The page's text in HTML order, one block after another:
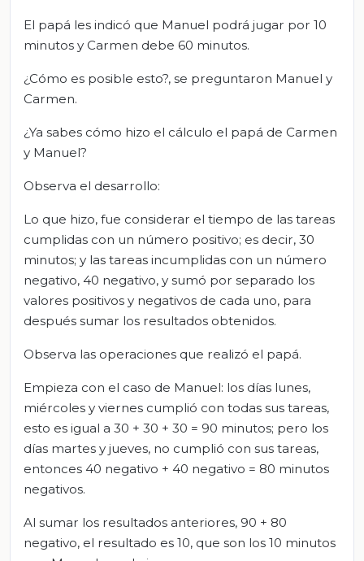
El papá les indicó que Manuel podrá jugar por 10
minutos y Carmen debe 60 minutos.
¿Cómo es posible esto?, se preguntaron Manuel y
Carmen.
¿Ya sabes cómo hizo el cálculo el papá de Carmen
y Manuel?
Observa el desarrollo:
Lo que hizo, fue considerar el tiempo de las tareas
cumplidas con un número positivo; es decir, 30
minutos; y las tareas incumplidas con un número
negativo, 40 negativo, y sumó por separado los
valores positivos y negativos de cada uno, para
después sumar los resultados obtenidos.
Observa las operaciones que realizó el papá.
Empieza con el caso de Manuel: los días lunes,
miércoles y viernes cumplió con todas sus tareas,
esto es igual a 30 + 30 + 30 = 90 minutos; pero los
días martes y jueves, no cumplió con sus tareas,
entonces 40 negativo + 40 negativo = 80 minutos
negativos.
Al sumar los resultados anteriores, 90 + 80
negativo, el resultado es 10, que son los 10 minutos